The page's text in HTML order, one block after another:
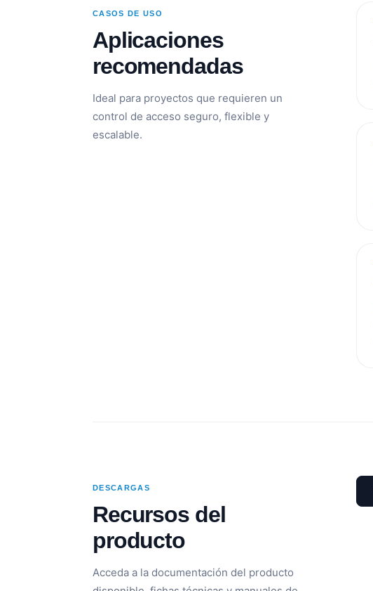
CASOS DE USO
Aplicaciones
recomendadas
Ideal para proyectos que requieren un
control de acceso seguro, flexible y
escalable.
DESCARGAS
Recursos del
producto
Acceda a la documentación del producto